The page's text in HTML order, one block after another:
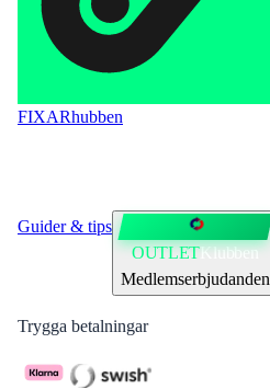
FIXARhubben
Guider & tips
OUTLETKlubben
Medlemserbjudanden
Trygga betalningar